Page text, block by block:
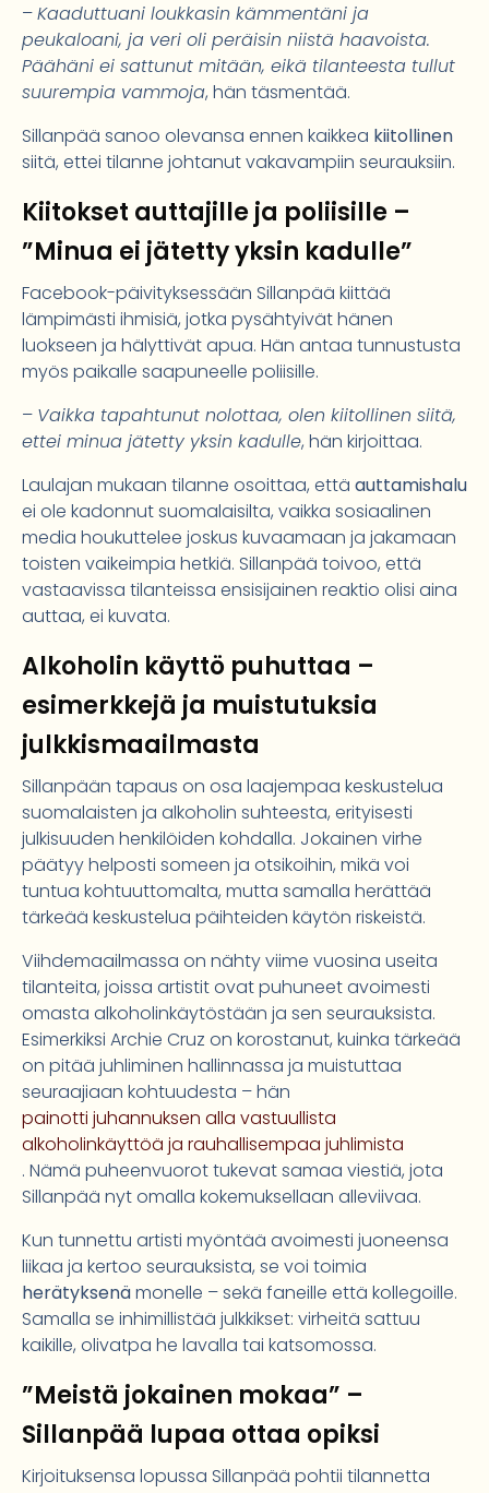
–Kaaduttuani loukkasin kämmentäni ja
peukaloani, ja veri oli peräisin niistä haavoista.
Päähäni ei sattunut mitään, eikä tilanteesta tullut
suurempia vammoja, hän täsmentää.
Sillanpää sanoo olevansa ennen kaikkea kiitollinen
siitä, ettei tilanne johtanut vakavampiin seurauksiin.
Kiitokset auttajille ja poliisille –
”Minua ei jätetty yksin kadulle”
Facebook-päivityksessään Sillanpää kiittää
lämpimästi ihmisiä, jotka pysähtyivät hänen
luokseen ja hälyttivät apua. Hän antaa tunnustusta
myös paikalle saapuneelle poliisille.
– Vaikka tapahtunut nolottaa, olen kiitollinen siitä,
ettei minua jätetty yksin kadulle, hän kirjoittaa.
Laulajan mukaan tilanne osoittaa, että auttamishalu
ei ole kadonnut suomalaisilta, vaikka sosiaalinen
media houkuttelee joskus kuvaamaan ja jakamaan
toisten vaikeimpia hetkiä. Sillanpää toivoo, että
vastaavissa tilanteissa ensisijainen reaktio olisi aina
auttaa, ei kuvata.
Alkoholin käyttö puhuttaa –
esimerkkejä ja muistutuksia
julkkismaailmasta
Sillanpään tapaus on osa laajempaa keskustelua
suomalaisten ja alkoholin suhteesta, erityisesti
julkisuuden henkilöiden kohdalla. Jokainen virhe
päätyy helposti someen ja otsikoihin, mikä voi
tuntua kohtuuttomalta, mutta samalla herättää
tärkeää keskustelua päihteiden käytön riskeistä.
Viihdemaailmassa on nähty viime vuosina useita
tilanteita, joissa artistit ovat puhuneet avoimesti
omasta alkoholinkäytöstään ja sen seurauksista.
Esimerkiksi Archie Cruz on korostanut, kuinka tärkeää
on pitää juhliminen hallinnassa ja muistuttaa
seuraajiaan kohtuudesta – hän
painotti juhannuksen alla vastuullista
alkoholinkäyttöä ja rauhallisempaa juhlimista
. Nämä puheenvuorot tukevat samaa viestiä, jota
Sillanpää nyt omalla kokemuksellaan alleviivaa.
Kun tunnettu artisti myöntää avoimesti juoneensa
liikaa ja kertoo seurauksista, se voi toimia
herätyksenämonelle – sekä faneille että kollegoille.
Samalla se inhimillistää julkkikset: virheitä sattuu
kaikille, olivatpa he lavalla tai katsomossa.
”Meistä jokainen mokaa” –
Sillanpää lupaa ottaa opiksi
Kirjoituksensa lopussa Sillanpää pohtii tilannetta